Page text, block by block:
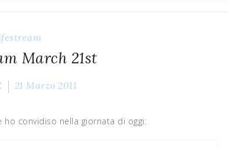
March 21st
21 Marzo 2011
ho convidiso nella giornata di oggi: